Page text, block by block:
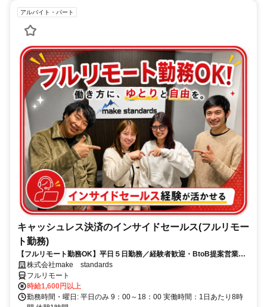
アルバイト・パート
キャッシュレス決済のインサイドセールス(フルリモー
ト勤務)
【フルリモート勤務OK】平日５日勤務／経験者歓迎・BtoB提案営業で
スキルアップ
株式会社make standards
フルリモート
時給1,600円以上
勤務時間・曜日: 平日のみ 9：00～18：00 実働時間：1日あたり8時